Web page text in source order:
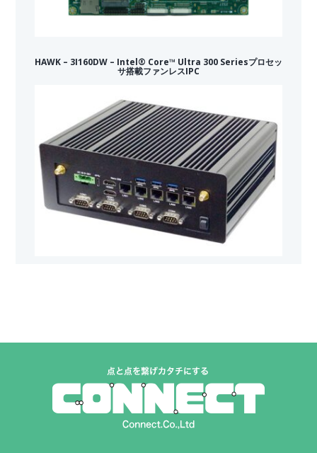
HAWK – 3I160DW – Intel® Core™ Ultra 300 Seriesプロセッ
サ搭載ファンレスIPC